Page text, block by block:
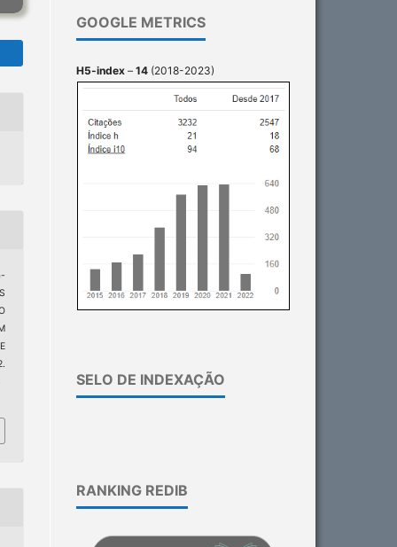
GOOGLE METRICS
H5-index – 14 (2018-2023)
SELO DE INDEXAÇÃO
RANKING REDIB